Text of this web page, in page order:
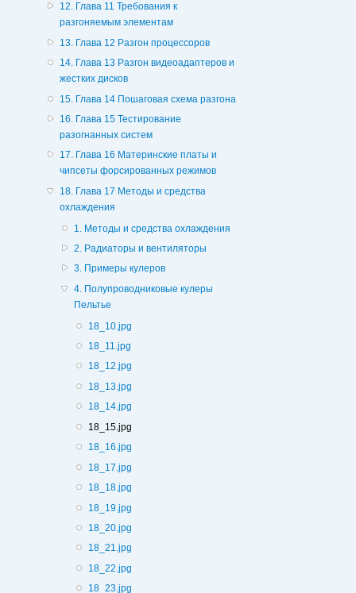
12. Глава 11 Требования к
разгоняемым элементам
13. Глава 12 Разгон процессоров
14. Глава 13 Разгон видеоадаптеров и
жестких дисков
15. Глава 14 Пошаговая схема разгона
16. Глава 15 Тестирование
разогнанных систем
17. Глава 16 Материнские платы и
чипсеты форсированных режимов
18. Глава 17 Методы и средства
охлаждения
1. Методы и средства охлаждения
2. Радиаторы и вентиляторы
3. Примеры кулеров
4. Полупроводниковые кулеры
Пельтье
18_10.jpg
18_11.jpg
18_12.jpg
18_13.jpg
18_14.jpg
18_15.jpg
18_16.jpg
18_17.jpg
18_18.jpg
18_19.jpg
18_20.jpg
18_21.jpg
18_22.jpg
18_23.jpg